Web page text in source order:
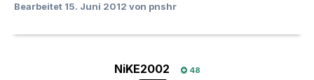
Bearbeitet 15. Juni 2012 von pnshr
NiKE2002 48